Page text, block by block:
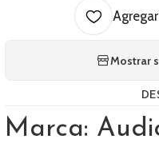
Mostrar
Marca: